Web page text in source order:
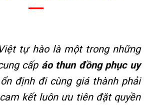
tự hào là một trong những
cấp áo thun đồng phục uy
định đi cùng giá thành phải
kết luôn ưu tiên đặt quyền